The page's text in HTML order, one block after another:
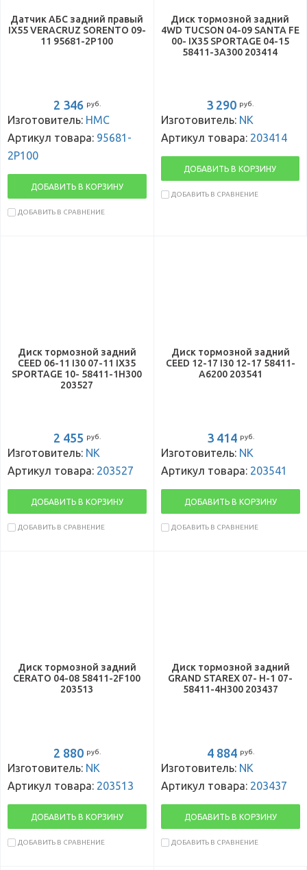
Датчик АБС задний правый
IX55 VERACRUZ SORENTO 09-
11 95681-2P100
2 346 руб.
Изготовитель: HMC
Артикул товара: 95681-
2P100
ДОБАВИТЬ В КОРЗИНУ
ДОБАВИТЬ В СРАВНЕНИЕ
Диск тормозной задний
4WD TUCSON 04-09 SANTA FE
00- IX35 SPORTAGE 04-15
58411-3A300 203414
3 290 руб.
Изготовитель: NK
Артикул товара: 203414
ДОБАВИТЬ В КОРЗИНУ
ДОБАВИТЬ В СРАВНЕНИЕ
Диск тормозной задний
CEED 06-11 I30 07-11 IX35
SPORTAGE 10- 58411-1H300
203527
2 455 руб.
Изготовитель: NK
Артикул товара: 203527
ДОБАВИТЬ В КОРЗИНУ
ДОБАВИТЬ В СРАВНЕНИЕ
Диск тормозной задний
CEED 12-17 I30 12-17 58411-
A6200 203541
3 414 руб.
Изготовитель: NK
Артикул товара: 203541
ДОБАВИТЬ В КОРЗИНУ
ДОБАВИТЬ В СРАВНЕНИЕ
Диск тормозной задний
CERATO 04-08 58411-2F100
203513
2 880 руб.
Изготовитель: NK
Артикул товара: 203513
ДОБАВИТЬ В КОРЗИНУ
ДОБАВИТЬ В СРАВНЕНИЕ
Диск тормозной задний
GRAND STAREX 07- H-1 07-
58411-4H300 203437
4 884 руб.
Изготовитель: NK
Артикул товара: 203437
ДОБАВИТЬ В КОРЗИНУ
ДОБАВИТЬ В СРАВНЕНИЕ